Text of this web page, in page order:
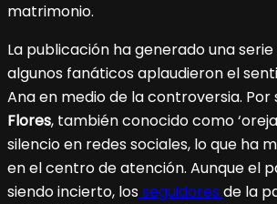
matrimonio.
La publicación ha generado una
algunos fanáticos aplaudieron el
Ana en medio de la controversia. Por
Flores, también conocido como
silencio en redes sociales, lo que ha
en el centro de atención. Aunque el
siendo incierto, losseguidores de la